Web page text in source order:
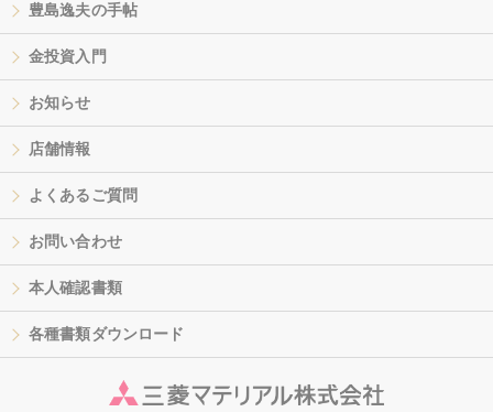
豊島逸夫の手帖
金投資入門
お知らせ
店舗情報
よくあるご質問
お問い合わせ
本人確認書類
各種書類ダウンロード